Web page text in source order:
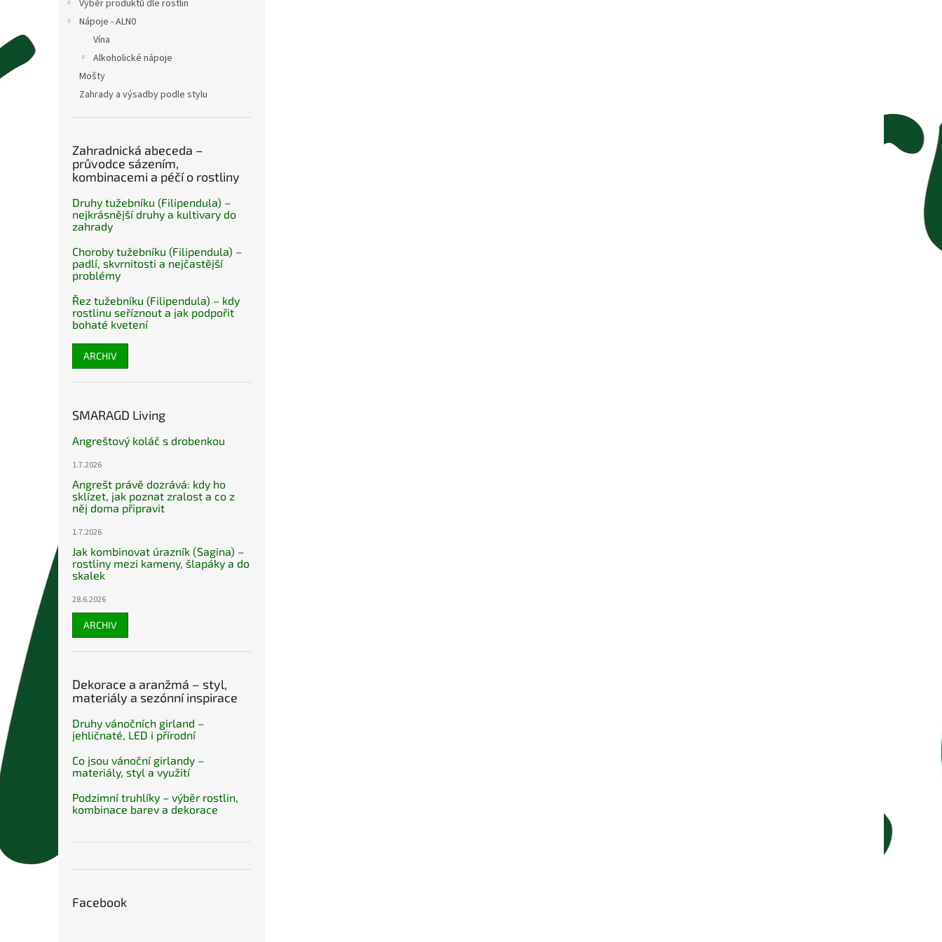
Výběr produktů dle rostlin
Nápoje - ALN0
Vína
Alkoholické nápoje
Mošty
Zahrady a výsadby podle stylu
Zahradnická abeceda –
průvodce sázením,
kombinacemi a péčí o rostliny
Druhy tužebníku (Filipendula) –
nejkrásnější druhy a kultivary do
zahrady
Choroby tužebníku (Filipendula) –
padlí, skvrnitosti a nejčastější
problémy
Řez tužebníku (Filipendula) – kdy
rostlinu seříznout a jak podpořit
bohaté kvetení
ARCHIV
SMARAGD Living
Angreštový koláč s drobenkou
1.7.2026
Angrešt právě dozrává: kdy ho
sklízet, jak poznat zralost a co z
něj doma připravit
1.7.2026
Jak kombinovat úrazník (Sagina) –
rostliny mezi kameny, šlapáky a do
skalek
28.6.2026
ARCHIV
Dekorace a aranžmá – styl,
materiály a sezónní inspirace
Druhy vánočních girland –
jehličnaté, LED i přírodní
Co jsou vánoční girlandy –
materiály, styl a využití
Podzimní truhlíky – výběr rostlin,
kombinace barev a dekorace
Facebook